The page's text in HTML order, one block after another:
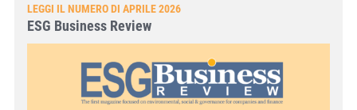
LEGGI IL NUMERO DI APRILE 2026
ESG Business Review